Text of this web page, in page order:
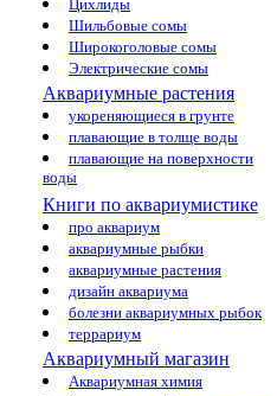
Цихлиды
Шильбовые сомы
Широкоголовые сомы
Электрические сомы
Аквариумные растения
укореняющиеся в грунте
плавающие в толще воды
плавающие на поверхности
воды
Книги по аквариумистике
про аквариум
аквариумные рыбки
аквариумные растения
дизайн аквариума
болезни аквариумных рыбок
террариум
Аквариумный магазин
Аквариумная химия